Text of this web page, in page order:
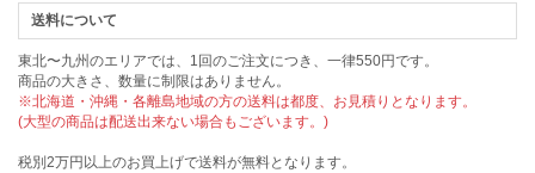
送料について
東北〜九州のエリアでは、1回のご注文につき、一律550円です。
商品の大きさ、数量に制限はありません。
※北海道・沖縄・各離島地域の方の送料は都度、お見積りとなります。
(大型の商品は配送出来ない場合もございます。)
税別2万円以上のお買上げで送料が無料となります。